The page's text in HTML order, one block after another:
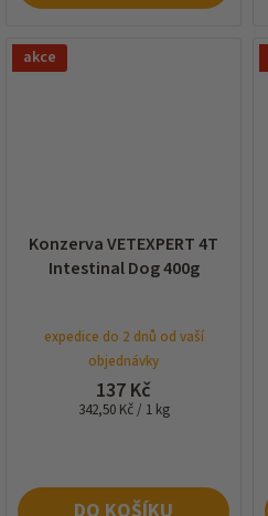
akce
Konzerva VETEXPERT 4T
Intestinal Dog 400g
expedice do 2 dnů od vaší
objednávky
137 Kč
Měrná
342,50 Kč / 1 kg
DO KOŠÍKU